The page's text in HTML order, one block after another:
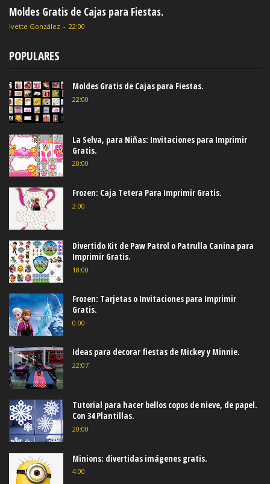
Moldes Gratis de Cajas para Fiestas.
Ivette González - 22:00
POPULARES
Moldes Gratis de Cajas para Fiestas.
22:00
La Selva, para Niñas: Invitaciones para Imprimir
Gratis.
20:00
Frozen: Caja Tetera Para Imprimir Gratis.
2:00
Divertido Kit de Paw Patrol o Patrulla Canina para
Imprimir Gratis.
18:00
Frozen: Tarjetas o Invitaciones para Imprimir
Gratis.
0:00
Ideas para decorar fiestas de Mickey y Minnie.
22:07
Tutorial para hacer bellos copos de nieve, de papel.
Con 34 Plantillas.
20:00
Minions: divertidas imágenes gratis.
4:00